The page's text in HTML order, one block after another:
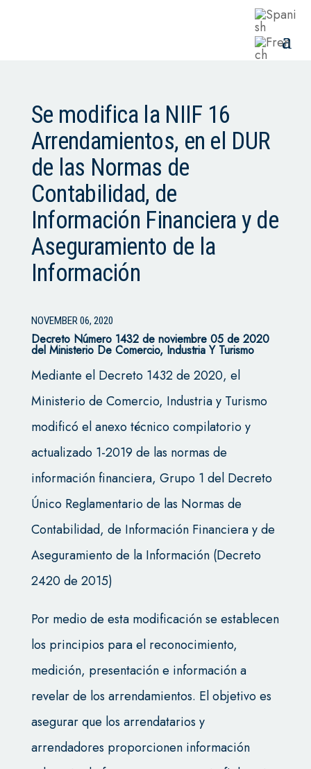
Se modifica la NIIF 16
Arrendamientos, en el DUR
de las Normas de
Contabilidad, de
Información Financiera y de
Aseguramiento de la
Información
NOVEMBER 06, 2020
Decreto Número 1432 de noviembre 05 de 2020
del Ministerio De Comercio, Industria Y Turismo
Mediante el Decreto 1432 de 2020, el
Ministerio de Comercio, Industria y Turismo
modificó el anexo técnico compilatorio y
actualizado 1-2019 de las normas de
información financiera, Grupo 1 del Decreto
Único Reglamentario de las Normas de
Contabilidad, de Información Financiera y de
Aseguramiento de la Información (Decreto
2420 de 2015)
Por medio de esta modificación se establecen
los principios para el reconocimiento,
medición, presentación e información a
revelar de los arrendamientos. El objetivo es
asegurar que los arrendatarios y
arrendadores proporcionen información